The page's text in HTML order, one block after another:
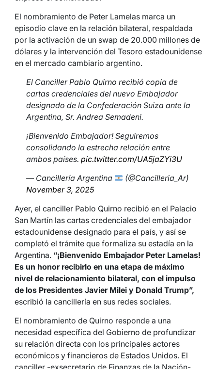
El nombramiento de Peter Lamelas marca un
episodio clave en la relación bilateral, respaldada
por la activación de un swap de 20.000 millones de
dólares y la intervención del Tesoro estadounidense
en el mercado cambiario argentino.
El Canciller Pablo Quirno recibió copia de
cartas credenciales del nuevo Embajador
designado de la Confederación Suiza ante la
Argentina, Sr. Andrea Semadeni.
¡Bienvenido Embajador! Seguiremos
consolidando la estrecha relación entre
ambos países. pic.twitter.com/UA5jaZYi3U
— Cancillería Argentina
(@Cancilleria_Ar)
November 3, 2025
Ayer, el canciller Pablo Quirno recibió en el Palacio
San Martín las cartas credenciales del embajador
estadounidense designado para el país, y así se
completó el trámite que formaliza su estadía en la
Argentina. “¡Bienvenido Embajador Peter Lamelas!
Es un honor recibirlo en una etapa de máximo
nivel de relacionamiento bilateral, con el impulso
de los Presidentes Javier Milei y Donald Trump”,
escribió la cancillería en sus redes sociales.
El nombramiento de Quirno responde a una
necesidad específica del Gobierno de profundizar
su relación directa con los principales actores
económicos y financieros de Estados Unidos. El
canciller -exsecretario de Finanzas de la Nación-